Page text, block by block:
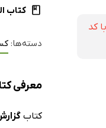
کتاب
دسته‌ها:
معرفی
کتاب